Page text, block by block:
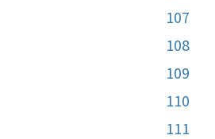
107
108
109
110
111